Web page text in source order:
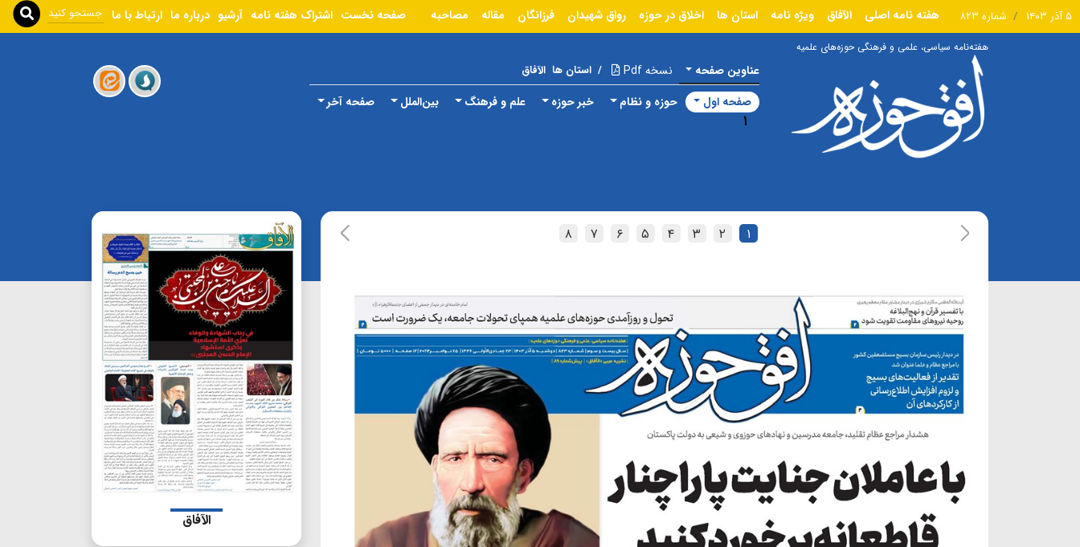
۵ آذر ۱۴۰۳ شماره ۸۲۳ هفته نامه اصلی الآفاق ویژه نامه استان ها اخلاق در حوزه رواق شهیدان فرزانگان مقاله مصاحبه صفحه نخست اشتراک هفته نامه آرشیو درباره ما ارتباط با ما
هفته‌نامه سیاسی، علمی و فرهنگی حوزه‌های علمیه
عناوین صفحه نسخه Pdf / استان ها الآفاق
صفحه اول
۱
حوزه و نظام خبر حوزه علم و فرهنگ بین‌الملل صفحه آخر
۱ ۲ ۳ ۴ ۵ ۶ ۷ ۸
الآفاق